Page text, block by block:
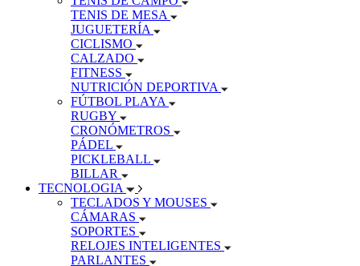
TENIS DE MESA
JUGUETERÍA
CICLISMO
CALZADO
FITNESS
NUTRICIÓN DEPORTIVA
FÚTBOL PLAYA
RUGBY
CRONÓMETROS
PÁDEL
PICKLEBALL
BILLAR
TECNOLOGIA
TECLADOS Y MOUSES
CÁMARAS
SOPORTES
RELOJES INTELIGENTES
PARLANTES